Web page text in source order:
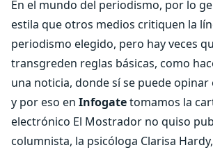
En el mundo del periodismo, por lo
estila que otros medios critiquen la
periodismo elegido, pero hay veces
transgreden reglas básicas, como
una noticia, donde sí se puede
y por eso en Infogatetomamos la
electrónico El Mostrador no quiso
columnista, la psicóloga Clarisa